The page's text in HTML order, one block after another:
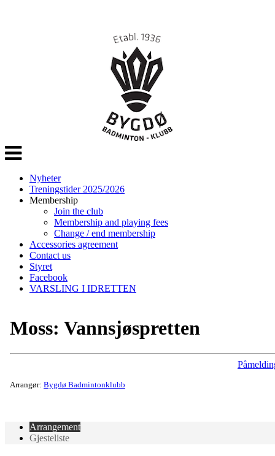
Veksle
navigasjon
Nyheter
Treningstider 2025/2026
Membership
Join the club
Membership and playing fees
Change / end membership
Accessories agreement
Contact us
Styret
Facebook
VARSLING I IDRETTEN
Moss: Vannsjøspretten
Arrangør: Bygdø Badmintonklubb
Arrangement
Gjesteliste